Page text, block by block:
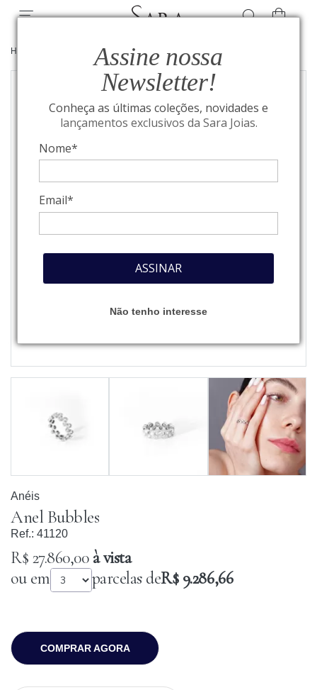
Assine nossa
Newsletter!
Conheça as últimas coleções, novidades e
lançamentos exclusivos da Sara Joias.
Nome*
Email*
ASSINAR
Não tenho interesse
HOME ANÉIS
Anéis
Anel Bubbles
Ref.: 41120
R$ 27.860,00à vista
ou em
parcelas deR$ 9.286,66
COMPRAR AGORA